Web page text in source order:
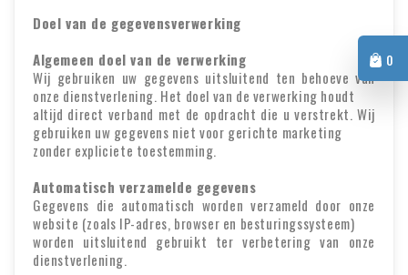
0
Doel van de gegevensverwerking
Algemeen doel van de verwerking
Wij gebruiken uw gegevens uitsluitend ten behoeve van
onze dienstverlening. Het doel van de verwerking houdt
altijd direct verband met de opdracht die u verstrekt. Wij
gebruiken uw gegevens niet voor gerichte marketing
zonder expliciete toestemming.
Automatisch verzamelde gegevens
Gegevens die automatisch worden verzameld door onze
website (zoals IP-adres, browser en besturingssysteem)
worden uitsluitend gebruikt ter verbetering van onze
dienstverlening.